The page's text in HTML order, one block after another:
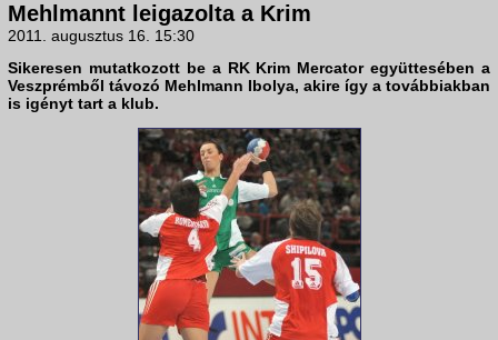
Mehlmannt leigazolta a Krim
2011. augusztus 16. 15:30
Sikeresen mutatkozott be a RK Krim Mercatoregyüttesében a
Veszprémből távozó Mehlmann Ibolya, akire így a továbbiakban
is igényt tart a klub.